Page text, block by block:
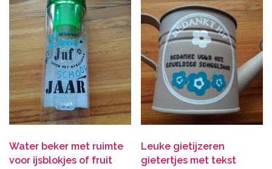
Water beker met ruimte
voor ijsblokjes of fruit
Leuke gietijzeren
gietertjes met tekst